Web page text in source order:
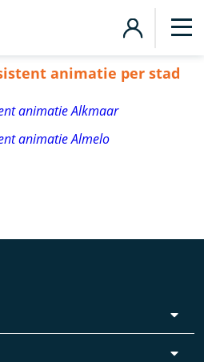
animatie
animatie per stad
animatie Alkmaar
animatie Almelo